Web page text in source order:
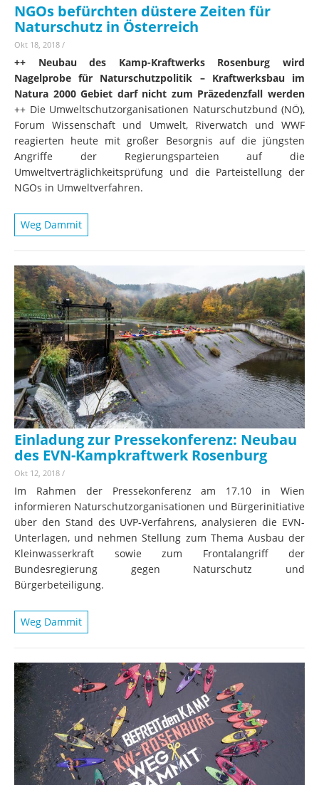
NGOs befürchten düstere Zeiten für
Naturschutz in Österreich
Okt 18, 2018 /
++ Neubau des Kamp-Kraftwerks Rosenburg wird
Nagelprobe für Naturschutzpolitik – Kraftwerksbau im
Natura 2000 Gebiet darf nicht zum Präzedenzfall werden
++ Die Umweltschutzorganisationen Naturschutzbund (NÖ),
Forum Wissenschaft und Umwelt, Riverwatch und WWF
reagierten heute mit großer Besorgnis auf die jüngsten
Angriffe der Regierungsparteien auf die
Umweltverträglichkeitsprüfung und die Parteistellung der
NGOs in Umweltverfahren.
Weg Dammit
Einladung zur Pressekonferenz: Neubau
des EVN-Kampkraftwerk Rosenburg
Okt 12, 2018 /
Im Rahmen der Pressekonferenz am 17.10 in Wien
informieren Naturschutzorganisationen und Bürgerinitiative
über den Stand des UVP-Verfahrens, analysieren die EVN-
Unterlagen, und nehmen Stellung zum Thema Ausbau der
Kleinwasserkraft sowie zum Frontalangriff der
Bundesregierung gegen Naturschutz und
Bürgerbeteiligung.
Weg Dammit